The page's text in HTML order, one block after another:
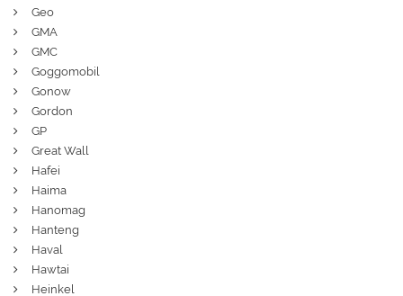
Geo
GMA
GMC
Goggomobil
Gonow
Gordon
GP
Great Wall
Hafei
Haima
Hanomag
Hanteng
Haval
Hawtai
Heinkel